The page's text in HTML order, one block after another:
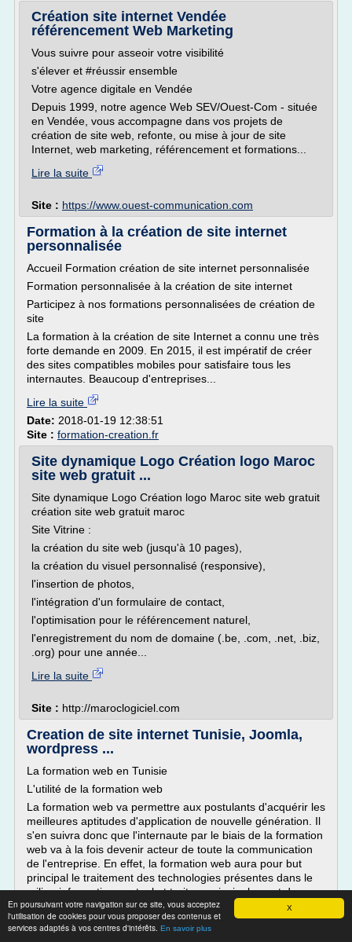
X
En poursuivant votre navigation sur ce site, vous acceptez
l'utilisation de cookies pour vous proposer des contenus et
services adaptés à vos centres d'intérêts. En savoir plus
Création site internet Vendée
référencement Web Marketing
Vous suivre pour asseoir votre visibilité
s'élever et #réussir ensemble
Votre agence digitale en Vendée
Depuis 1999, notre agence Web SEV/Ouest-Com - située
en Vendée, vous accompagne dans vos projets de
création de site web, refonte, ou mise à jour de site
Internet, web marketing, référencement et formations...
Lire la suite
Site : https://www.ouest-communication.com
Formation à la création de site internet
personnalisée
Accueil Formation création de site internet personnalisée
Formation personnalisée à la création de site internet
Participez à nos formations personnalisées de création de
site
La formation à la création de site Internet a connu une très
forte demande en 2009. En 2015, il est impératif de créer
des sites compatibles mobiles pour satisfaire tous les
internautes. Beaucoup d'entreprises...
Lire la suite
Date: 2018-01-19 12:38:51
Site : formation-creation.fr
Site dynamique Logo Création logo Maroc
site web gratuit ...
Site dynamique Logo Création logo Maroc site web gratuit
création site web gratuit maroc
Site Vitrine :
la création du site web (jusqu'à 10 pages),
la création du visuel personnalisé (responsive),
l'insertion de photos,
l'intégration d'un formulaire de contact,
l'optimisation pour le référencement naturel,
l'enregistrement du nom de domaine (.be, .com, .net, .biz,
.org) pour une année...
Lire la suite
Site : http://maroclogiciel.com
Creation de site internet Tunisie, Joomla,
wordpress ...
La formation web en Tunisie
L'utilité de la formation web
La formation web va permettre aux postulants d'acquérir les
meilleures aptitudes d'application de nouvelle génération. Il
s'en suivra donc que l'internaute par le biais de la formation
web va à la fois devenir acteur de toute la communication
de l'entreprise. En effet, la formation web aura pour but
principal le traitement des technologies présentes dans le
milieu informatique actuel et traitera principalement des
aspects d'administration sécurisée, de la création de sites
professionnels et de la gestion de contenu en plus des
langages web.